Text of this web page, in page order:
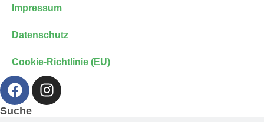
Impressum
Datenschutz
Cookie-Richtlinie (EU)
Suche